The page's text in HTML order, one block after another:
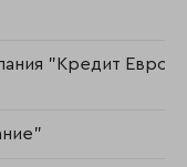
"Кредит Европа